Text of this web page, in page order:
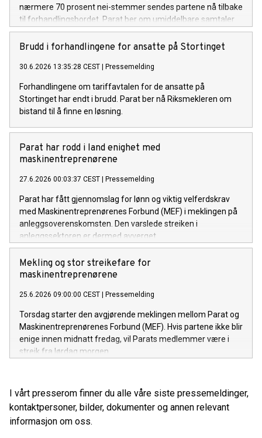
nærmere 70 prosent nei-stemmer sendes partene nå tilbake
til forhandlingsbordet. Parat ber om umiddelbare samtaler
med SAS og NHO Luftfart for å unngå streik.
Brudd i forhandlingene for ansatte på Stortinget
30.6.2026 13:35:28 CEST Pressemelding
Forhandlingene om tariffavtalen for de ansatte på
Stortinget har endt i brudd. Parat ber nå Riksmekleren om
bistand til å finne en løsning.
Parat har rodd i land enighet med
maskinentreprenørene
27.6.2026 00:03:37 CEST Pressemelding
Parat har fått gjennomslag for lønn og viktig velferdskrav
med Maskinentreprenørenes Forbund (MEF) i meklingen på
anleggsoverenskomsten. Den varslede streiken i
anleggssektoren er dermed avverget.
Mekling og stor streikefare for
maskinentreprenørene
25.6.2026 09:00:00 CEST Pressemelding
Torsdag starter den avgjørende meklingen mellom Parat og
Maskinentreprenørenes Forbund (MEF). Hvis partene ikke blir
enige innen midnatt fredag, vil Parats medlemmer være i
streik fra lørdag morgen.
I vårt presserom finner du alle våre siste pressemeldinger,
kontaktpersoner, bilder, dokumenter og annen relevant
informasjon om oss.